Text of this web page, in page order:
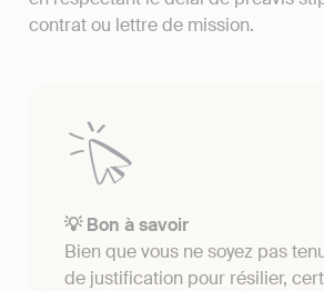
contrat ou lettre de mission.
💡 Bon à savoir
Bien que vous ne soyez pas
de justification pour résilier,